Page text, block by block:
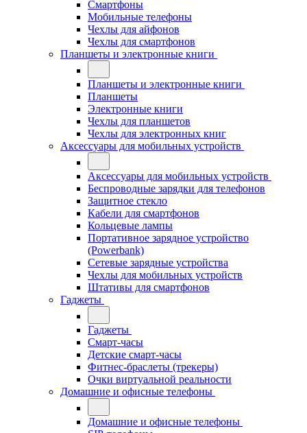
Смартфоны
Мобильные телефоны
Чехлы для айфонов
Чехлы для смартфонов
Планшеты и электронные книги
Планшеты и электронные книги
Планшеты
Электронные книги
Чехлы для планшетов
Чехлы для электронных книг
Аксессуары для мобильных устройств
Аксессуары для мобильных устройств
Беспроводные зарядки для телефонов
Защитное стекло
Кабели для смартфонов
Кольцевые лампы
Портативное зарядное устройство
(Powerbank)
Сетевые зарядные устройства
Чехлы для мобильных устройств
Штативы для смартфонов
Гаджеты
Гаджеты
Смарт-часы
Детские смарт-часы
Фитнес-браслеты (трекеры)
Очки виртуальной реальности
Домашние и офисные телефоны
Домашние и офисные телефоны